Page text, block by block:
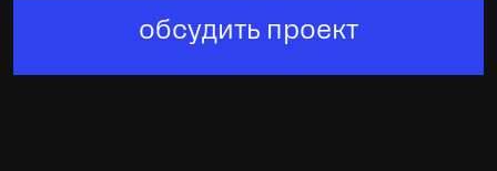
обсудить проект